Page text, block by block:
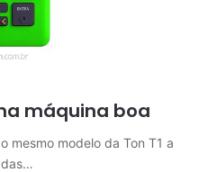
máquina boa
mesmo modelo da Ton T1 a